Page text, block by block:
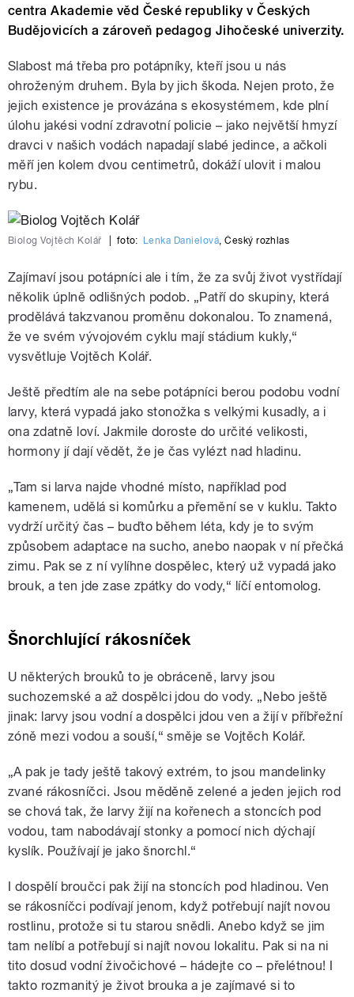
centra Akademie věd České republiky v Českých
Budějovicích a zároveň pedagog Jihočeské univerzity.
Slabost má třeba pro potápníky, kteří jsou u nás
ohroženým druhem. Byla by jich škoda. Nejen proto, že
jejich existence je provázána s ekosystémem, kde plní
úlohu jakési vodní zdravotní policie – jako největší hmyzí
dravci v našich vodách napadají slabé jedince, a ačkoli
měří jen kolem dvou centimetrů, dokáží ulovit i malou
rybu.
Biolog Vojtěch Kolář foto: Lenka Danielová,Český rozhlas
Zajímaví jsou potápníci ale i tím, že za svůj život vystřídají
několik úplně odlišných podob. „Patří do skupiny, která
prodělává takzvanou proměnu dokonalou. To znamená,
že ve svém vývojovém cyklu mají stádium kukly,“
vysvětluje Vojtěch Kolář.
Ještě předtím ale na sebe potápníci berou podobu vodní
larvy, která vypadá jako stonožka s velkými kusadly, a i
ona zdatně loví. Jakmile doroste do určité velikosti,
hormony jí dají vědět, že je čas vylézt nad hladinu.
„Tam si larva najde vhodné místo, například pod
kamenem, udělá si komůrku a přemění se v kuklu. Takto
vydrží určitý čas – buďto během léta, kdy je to svým
způsobem adaptace na sucho, anebo naopak v ní přečká
zimu. Pak se z ní vylíhne dospělec, který už vypadá jako
brouk, a ten jde zase zpátky do vody,“ líčí entomolog.
Šnorchlující rákosníček
U některých brouků to je obráceně, larvy jsou
suchozemské a až dospělci jdou do vody. „Nebo ještě
jinak: larvy jsou vodní a dospělci jdou ven a žijí v příbřežní
zóně mezi vodou a souší,“ směje se Vojtěch Kolář.
„A pak je tady ještě takový extrém, to jsou mandelinky
zvané rákosníčci. Jsou měděně zelené a jeden jejich rod
se chová tak, že larvy žijí na kořenech a stoncích pod
vodou, tam nabodávají stonky a pomocí nich dýchají
kyslík. Používají je jako šnorchl.“
I dospělí broučci pak žijí na stoncích pod hladinou. Ven
se rákosníčci podívají jenom, když potřebují najít novou
rostlinu, protože si tu starou snědli. Anebo když se jim
tam nelíbí a potřebují si najít novou lokalitu. Pak si na ni
tito dosud vodní živočichové – hádejte co – přelétnou! I
takto rozmanitý je život brouka a je zajímavé si to